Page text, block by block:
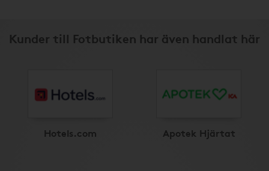
Kunder till Fotbutiken har även handlat här
Hotels.com Apotek Hjärtat